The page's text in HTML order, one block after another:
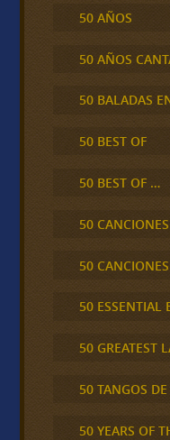
50 AÑOS
50 AÑOS
50 BALADAS
50 BEST OF
50 BEST OF …
50
50
50 ESSENTIAL
50 GREATEST
50 TANGOS DE
50 YEARS OF